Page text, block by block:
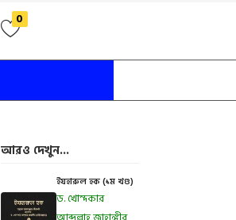
0
আরও দেখুন...
ইযহারুল হক (১ম খণ্ড)
ড. খোন্দকার